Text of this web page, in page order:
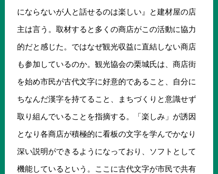
にならないが人と話せるのは楽しい』と建材屋の店
主は言う。取材すると多くの商店がこの活動に協力
的だと感じた。ではなぜ観光収益に直結しない商店
も参加しているのか。観光協会の栗城氏は、商店街
を始め市民が古代文字に好意的であること、自分に
ちなんだ漢字を持てること、まちづくりと意識せず
取り組んでいることを指摘する。「楽しみ」が誘因
となり各商店が積極的に看板の文字を学んでかなり
深い説明ができるようになっており、ソフトとして
機能しているという。ここに古代文字が市民で共有